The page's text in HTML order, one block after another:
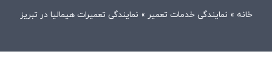
خانه » نمایندگی خدمات تعمیر » نمایندگی تعمیرات هیمالیا در تبریز